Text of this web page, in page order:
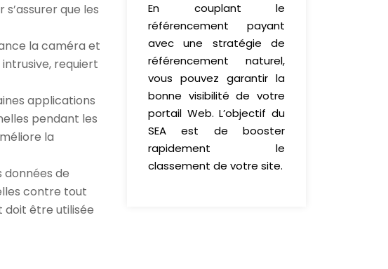
que les
la caméra et
requiert
applications
pendant les
la
de
contre tout
doit être utilisée
En couplant le
référencement payant
avec une stratégie de
référencement naturel,
vous pouvez garantir la
bonne visibilité de votre
portail Web. L’objectif du
SEA est de booster
rapidement le
classement de votre site.